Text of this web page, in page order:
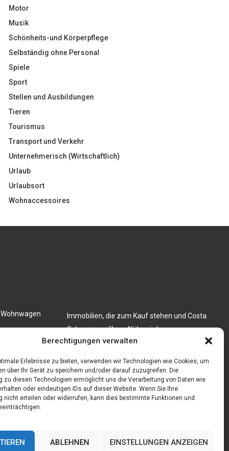
Berechtigungen verwalten
Erlebnisse zu bieten, verwenden wir Technologien wie Cookies, um
über Ihr Gerät zu speichern und/oder darauf zuzugreifen. Die
zu diesen Technologien ermöglicht uns die Verarbeitung von Daten wie
oder eindeutigen IDs auf dieser Website. Wenn Sie Ihre
nicht erteilen oder widerrufen, kann dies bestimmte Funktionen und
ABLEHNEN EINSTELLUNGEN ANZEIGEN
Motor
Musik
Schönheits-und Körperpflege
Selbständig ohne Personal
Spiele
Sport
Stellen und Ausbildungen
Tieren
Tourismus
Transport und Verkehr
Unternehmerisch (Wirtschaftlich)
Urlaub
Urlaubsort
Wohnaccessoires
Immobilien, die zum Kauf stehen und Costa
Calma in greifbare Nähe rücken
Firma einfach und kostenlos bekannt machen